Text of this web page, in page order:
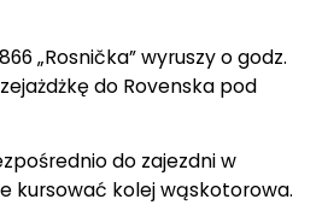
„Rosnička” wyruszy o godz.
do Rovenska pod
do zajezdni w
kursować kolej wąskotorowa.